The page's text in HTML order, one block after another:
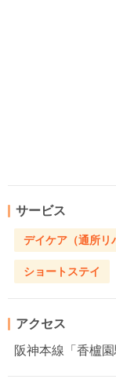
サービス
デイケア（通所リ
ショートステイ
アクセス
阪神本線「香櫨